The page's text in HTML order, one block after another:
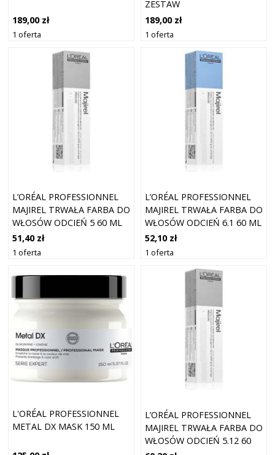
189,00 zł
1 oferta
ZESTAW
189,00 zł
1 oferta
L’ORÉAL PROFESSIONNEL
MAJIREL TRWAŁA FARBA DO
WŁOSÓW ODCIEŃ 5 60 ML
51,40 zł
1 oferta
L’ORÉAL PROFESSIONNEL
MAJIREL TRWAŁA FARBA DO
WŁOSÓW ODCIEŃ 6.1 60 ML
52,10 zł
1 oferta
L'ORÉAL PROFESSIONNEL
METAL DX MASK 150 ML
L’ORÉAL PROFESSIONNEL
MAJIREL TRWAŁA FARBA DO
WŁOSÓW ODCIEŃ 5.12 60